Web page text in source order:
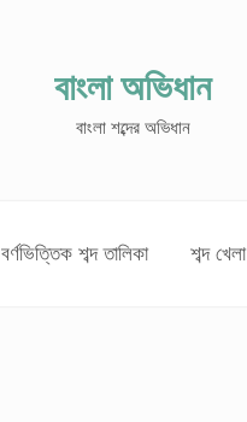
বাংলা অভিধান
বাংলা শব্দের অভিধান
বর্ণভিত্তিক শব্দ তালিকা শব্দ খেলা